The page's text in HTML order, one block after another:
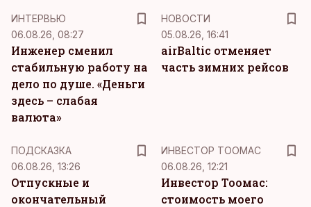
ИНТЕРВЬЮ
06.08.26, 08:27
Инженер сменил
стабильную работу на
дело по душе. «Деньги
здесь – слабая
валюта»
НОВОСТИ
05.08.26, 16:41
airBaltic отменяет
часть зимних рейсов
ПОДСКАЗКА
06.08.26, 13:26
Отпускные и
окончательный
ИНВЕСТОР ТООМАС
06.08.26, 12:21
Инвестор Тоомас:
стоимость моего